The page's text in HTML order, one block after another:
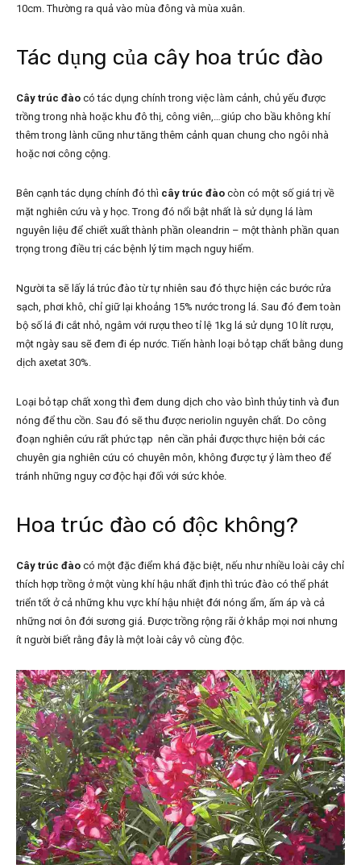
10cm. Thường ra quả vào mùa đông và mùa xuân.
Tác dụng của cây hoa trúc đào
Cây trúc đào có tác dụng chính trong việc làm cảnh, chủ yếu được
trồng trong nhà hoặc khu đô thị, công viên,…giúp cho bầu không khí
thêm trong lành cũng như tăng thêm cảnh quan chung cho ngôi nhà
hoặc nơi công cộng.
Bên cạnh tác dụng chính đó thì cây trúc đào còn có một số giá trị về
mặt nghiên cứu và y học. Trong đó nổi bật nhất là sử dụng lá làm
nguyên liệu để chiết xuất thành phần oleandrin – một thành phần quan
trọng trong điều trị các bệnh lý tim mạch nguy hiểm.
Người ta sẽ lấy lá trúc đào từ tự nhiên sau đó thực hiện các bước rửa
sạch, phơi khô, chỉ giữ lại khoảng 15% nước trong lá. Sau đó đem toàn
bộ số lá đi cắt nhỏ, ngâm với rượu theo tỉ lệ 1kg lá sử dụng 10 lít rượu,
một ngày sau sẽ đem đi ép nước. Tiến hành loại bỏ tạp chất bằng dung
dịch axetat 30%.
Loại bỏ tạp chất xong thì đem dung dịch cho vào bình thủy tinh và đun
nóng để thu cồn. Sau đó sẽ thu được neriolin nguyên chất. Do công
đoạn nghiên cứu rất phức tạp nên cần phải được thực hiện bởi các
chuyên gia nghiên cứu có chuyên môn, không được tự ý làm theo để
tránh những nguy cơ độc hại đối với sức khỏe.
Hoa trúc đào có độc không?
Cây trúc đào có một đặc điểm khá đặc biệt, nếu như nhiều loài cây chỉ
thích hợp trồng ở một vùng khí hậu nhất định thì trúc đào có thể phát
triển tốt ở cả những khu vực khí hậu nhiệt đới nóng ẩm, ấm áp và cả
những nơi ôn đới sương giá. Được trồng rộng rãi ở khắp mọi nơi nhưng
ít người biết rằng đây là một loài cây vô cùng độc.